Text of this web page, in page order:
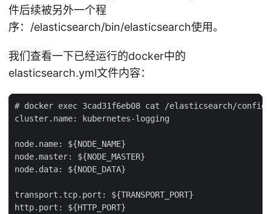
件后续被另外一个程
序：/elasticsearch/bin/elasticsearch使用。
我们查看一下已经运行的docker中的
elasticsearch.yml文件内容：
# docker exec 3cad31f6eb08 cat /elasticsearch/
cluster.name: kubernetes-logging
node.name: ${NODE_NAME}
node.master: ${NODE_MASTER}
node.data: ${NODE_DATA}
transport.tcp.port: ${TRANSPORT_PORT}
http.port: ${HTTP_PORT}